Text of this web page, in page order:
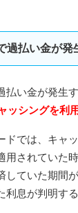
過払い金が発
払い金が発生
ッシングを利
ドでは、キャ
用されていた
していた期間
利息が判明す